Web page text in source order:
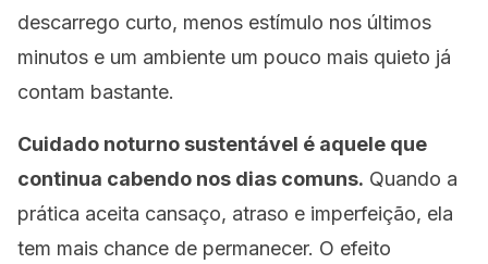
descarrego curto, menos estímulo nos últimos
minutos e um ambiente um pouco mais quieto já
contam bastante.
Cuidado noturno sustentável é aquele que
continua cabendo nos dias comuns. Quando a
prática aceita cansaço, atraso e imperfeição, ela
tem mais chance de permanecer. O efeito